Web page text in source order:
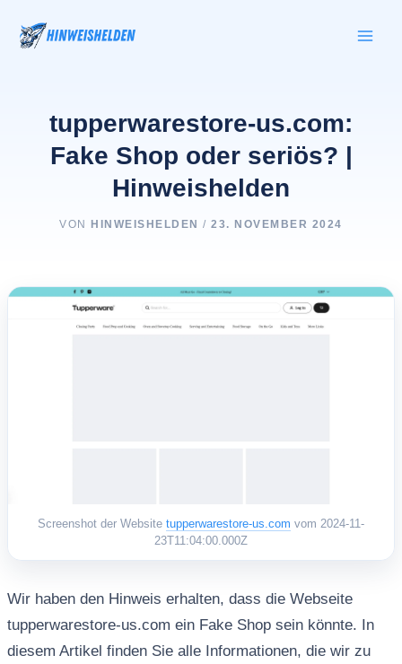
Inhalt
springen
tupperwarestore-us.com:
Fake Shop oder seriös? |
Hinweishelden
VON HINWEISHELDEN/23. NOVEMBER 2024
Screenshot der Website tupperwarestore-us.com vom 2024-11-
23T11:04:00.000Z
Wir haben den Hinweis erhalten, dass die Webseite
tupperwarestore-us.com ein Fake Shop sein könnte. In
diesem Artikel finden Sie alle Informationen, die wir zu